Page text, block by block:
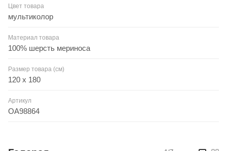
Цвет товара
мультиколор
Материал товара
100% шерсть мериноса
Размер товара (см)
120 x 180
Артикул
OA98864